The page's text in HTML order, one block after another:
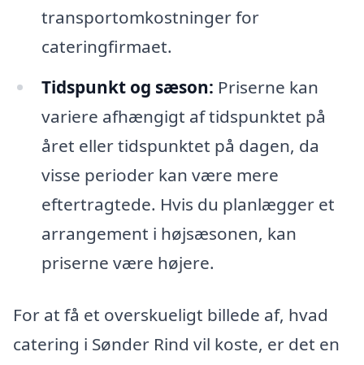
transportomkostninger for
cateringfirmaet.
Tidspunkt og sæson: Priserne kan
variere afhængigt af tidspunktet på
året eller tidspunktet på dagen, da
visse perioder kan være mere
eftertragtede. Hvis du planlægger et
arrangement i højsæsonen, kan
priserne være højere.
For at få et overskueligt billede af, hvad
catering i Sønder Rind vil koste, er det en